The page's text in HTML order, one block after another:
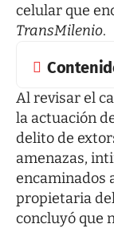
celular que
TransMilenio.
Al revisar el
la actuación
delito de
amenazas,
encaminados
propietaria
concluyó que